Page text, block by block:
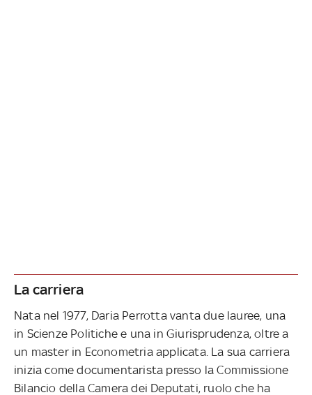
La carriera
Nata nel 1977, Daria Perrotta vanta due lauree, una
in Scienze Politiche e una in Giurisprudenza, oltre a
un master in Econometria applicata. La sua carriera
inizia come documentarista presso la Commissione
Bilancio della Camera dei Deputati, ruolo che ha